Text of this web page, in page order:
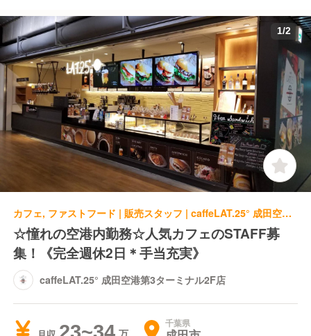
1/2
カフェ, ファストフード | 販売スタッフ | caffeLAT.25° 成田空港第3ターミナル2F店
☆憧れの空港内勤務☆人気カフェのSTAFF募
集！《完全週休2日＊手当充実》
caffeLAT.25° 成田空港第3ターミナル2F店
千葉県